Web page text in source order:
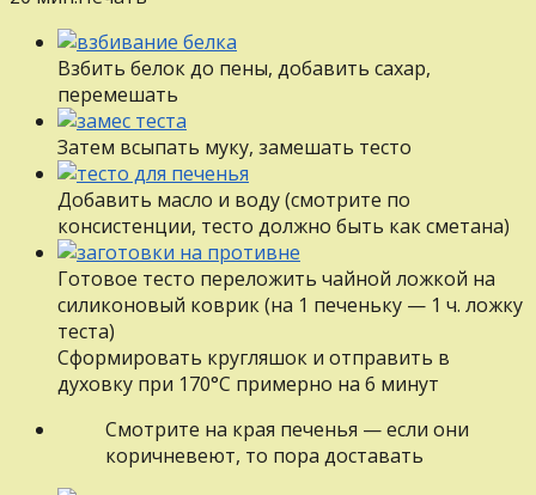
Взбить белок до пены, добавить сахар,
перемешать
Затем всыпать муку, замешать тесто
Добавить масло и воду (смотрите по
консистенции, тесто должно быть как сметана)
Готовое тесто переложить чайной ложкой на
силиконовый коврик (на 1 печеньку — 1 ч. ложку
теста)
Сформировать кругляшок и отправить в
духовку при 170°С примерно на 6 минут
Смотрите на края печенья — если они
коричневеют, то пора доставать